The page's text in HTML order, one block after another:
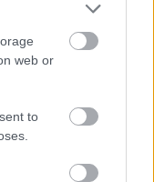
web or
to